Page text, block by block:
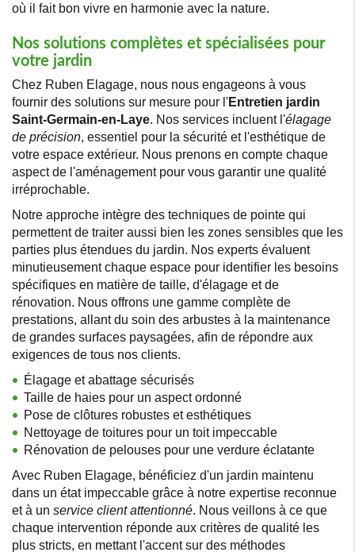
où il fait bon vivre en harmonie avec la nature.
Nos solutions complètes et spécialisées pour
votre jardin
Chez Ruben Elagage, nous nous engageons à vous
fournir des solutions sur mesure pour l'Entretien jardin
Saint-Germain-en-Laye. Nos services incluent l'élagage
de précision, essentiel pour la sécurité et l'esthétique de
votre espace extérieur. Nous prenons en compte chaque
aspect de l'aménagement pour vous garantir une qualité
irréprochable.
Notre approche intègre des techniques de pointe qui
permettent de traiter aussi bien les zones sensibles que les
parties plus étendues du jardin. Nos experts évaluent
minutieusement chaque espace pour identifier les besoins
spécifiques en matière de taille, d'élagage et de
rénovation. Nous offrons une gamme complète de
prestations, allant du soin des arbustes à la maintenance
de grandes surfaces paysagées, afin de répondre aux
exigences de tous nos clients.
Élagage et abattage sécurisés
Taille de haies pour un aspect ordonné
Pose de clôtures robustes et esthétiques
Nettoyage de toitures pour un toit impeccable
Rénovation de pelouses pour une verdure éclatante
Avec Ruben Elagage, bénéficiez d'un jardin maintenu
dans un état impeccable grâce à notre expertise reconnue
et à un service client attentionné. Nous veillons à ce que
chaque intervention réponde aux critères de qualité les
plus stricts, en mettant l'accent sur des méthodes